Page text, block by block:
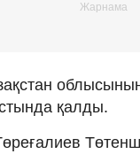
қалды.